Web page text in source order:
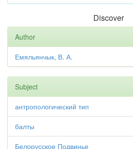
Discover
Author
Емяльянчык, В. А.
Subject
антропологический тип
балты
Белорусское Подвинье